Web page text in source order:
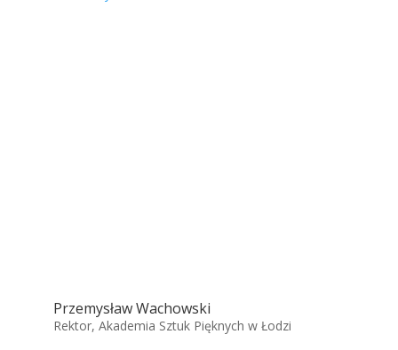
Przemysław Wachowski
Rektor, Akademia Sztuk Pięknych w Łodzi